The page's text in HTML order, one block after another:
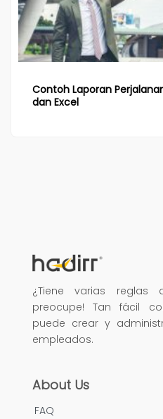
Contoh Laporan
dan Excel
¿Tiene varias reglas
preocupe! Tan fácil
puede crear y
empleados.
About Us
FAQ